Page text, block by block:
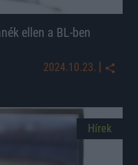
ellen a BL-ben
2024.10.23.
Hírek